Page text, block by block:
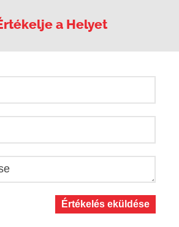
a Helyet
Értékelés eküldése